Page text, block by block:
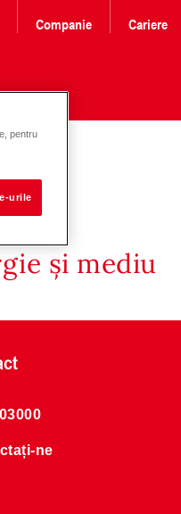
Companie Cariere
și mediu
ne
pentru
urile